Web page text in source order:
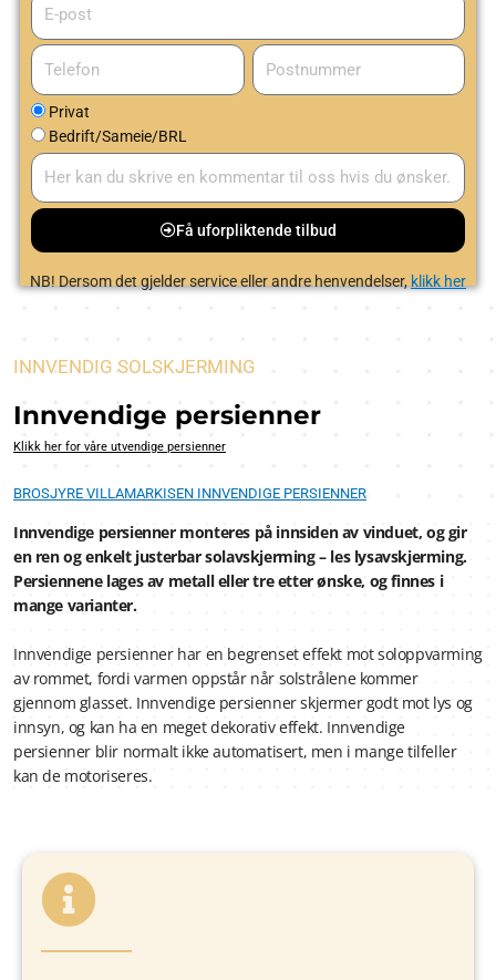
post
Telefon
Postnummer
Privat
Bedrift/Sameie/BRL
Få uforpliktende tilbud
NB! Dersom det gjelder service eller andre henvendelser,klikk her
INNVENDIG SOLSKJERMING
Innvendige persienner
Klikk her for våre utvendige persienner
BROSJYRE VILLAMARKISEN INNVENDIGE PERSIENNER
Innvendige persienner monteres på innsiden av vinduet, og gir
en ren og enkelt justerbar solavskjerming – les lysavskjerming.
Persiennene lages av metall eller tre etter ønske, og finnes i
mange varianter.
Innvendige persienner har en begrenset effekt mot soloppvarming
av rommet, fordi varmen oppstår når solstrålene kommer
gjennom glasset. Innvendige persienner skjermer godt mot lys og
innsyn, og kan ha en meget dekorativ effekt. Innvendige
persienner blir normalt ikke automatisert, men i mange tilfeller
kan de motoriseres.